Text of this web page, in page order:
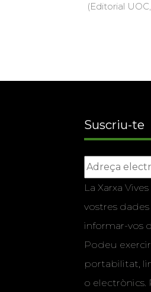
(Editorial UOC,
Suscriu-te
La Xarxa
vostres
informar-vos
Podeu
portabilitat,
o electrònics.